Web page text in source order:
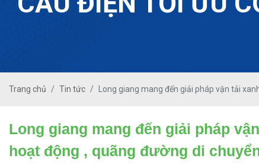
Trang chủ Tin tức Long giang mang đến giải pháp vận tải
Long giang mang đến giải pháp
hoạt động , quãng đường di